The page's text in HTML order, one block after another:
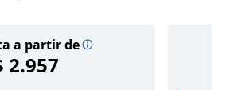
a partir de
2.957